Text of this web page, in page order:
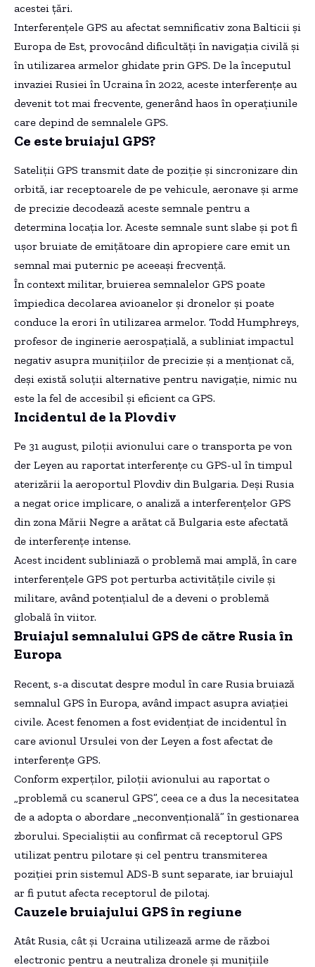
acestei țări.
Interferențele GPS au afectat semnificativ zona Balticii și
Europa de Est, provocând dificultăți în navigația civilă și
în utilizarea armelor ghidate prin GPS. De la începutul
invaziei Rusiei în Ucraina în 2022, aceste interferențe au
devenit tot mai frecvente, generând haos în operațiunile
care depind de semnalele GPS.
Ce este bruiajul GPS?
Sateliții GPS transmit date de poziție și sincronizare din
orbită, iar receptoarele de pe vehicule, aeronave și arme
de precizie decodează aceste semnale pentru a
determina locația lor. Aceste semnale sunt slabe și pot fi
ușor bruiate de emițătoare din apropiere care emit un
semnal mai puternic pe aceeași frecvență.
În context militar, bruierea semnalelor GPS poate
împiedica decolarea avioanelor și dronelor și poate
conduce la erori în utilizarea armelor. Todd Humphreys,
profesor de inginerie aerospațială, a subliniat impactul
negativ asupra munițiilor de precizie și a menționat că,
deși există soluții alternative pentru navigație, nimic nu
este la fel de accesibil și eficient ca GPS.
Incidentul de la Plovdiv
Pe 31 august, piloții avionului care o transporta pe von
der Leyen au raportat interferențe cu GPS-ul în timpul
aterizării la aeroportul Plovdiv din Bulgaria. Deși Rusia
a negat orice implicare, o analiză a interferențelor GPS
din zona Mării Negre a arătat că Bulgaria este afectată
de interferențe intense.
Acest incident subliniază o problemă mai amplă, în care
interferențele GPS pot perturba activitățile civile și
militare, având potențialul de a deveni o problemă
globală în viitor.
Bruiajul semnalului GPS de către Rusia în
Europa
Recent, s-a discutat despre modul în care Rusia bruiază
semnalul GPS în Europa, având impact asupra aviației
civile. Acest fenomen a fost evidențiat de incidentul în
care avionul Ursulei von der Leyen a fost afectat de
interferențe GPS.
Conform experților, piloții avionului au raportat o
„problemă cu scanerul GPS”, ceea ce a dus la necesitatea
de a adopta o abordare „neconvențională” în gestionarea
zborului. Specialiștii au confirmat că receptorul GPS
utilizat pentru pilotare și cel pentru transmiterea
poziției prin sistemul ADS-B sunt separate, iar bruiajul
ar fi putut afecta receptorul de pilotaj.
Cauzele bruiajului GPS în regiune
Atât Rusia, cât și Ucraina utilizează arme de război
electronic pentru a neutraliza dronele și munițiile